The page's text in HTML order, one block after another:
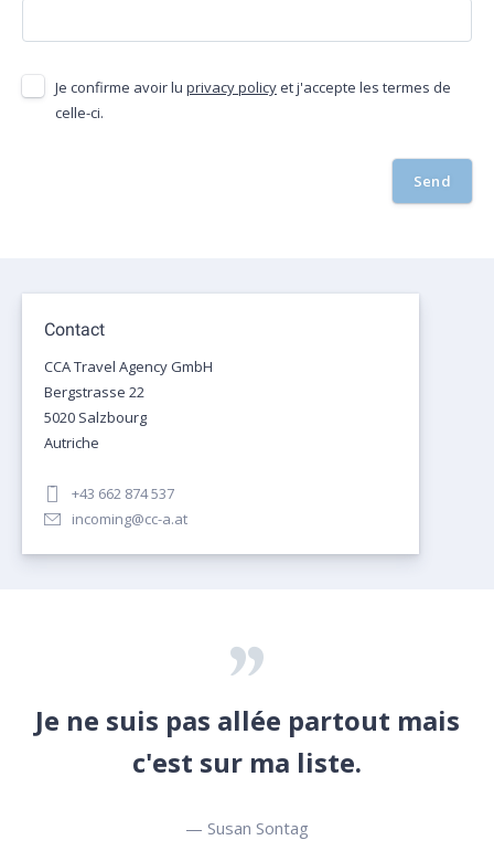
Je confirme avoir lu privacy policyet j'accepte les termes de
celle-ci.
Send
Contact
CCA Travel Agency GmbH
Bergstrasse 22
5020 Salzbourg
Autriche
+43 662 874 537
incoming@cc-a.at
Je ne suis pas allée partout mais
c'est sur ma liste.
— Susan Sontag